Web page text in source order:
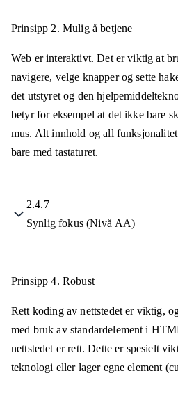
Prinsipp 2. Mulig å betjene
Web er interaktivt. Det er viktig at
navigere, velge knapper og sette
det utstyret og den
betyr for eksempel at det ikke bare
mus. Alt innhold og all
bare med tastaturet.
2.4.7
Synlig fokus (Nivå AA)
Prinsipp 4. Robust
Rett koding av nettstedet er viktig,
med bruk av standardelement i
nettstedet er rett. Dette er spesielt
teknologi eller lager egne element